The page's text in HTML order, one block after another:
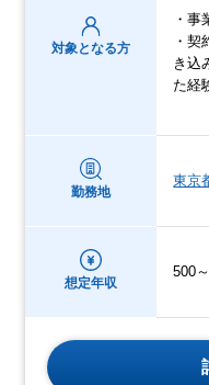
対象となる方
・
・
き込
た経
勤務地
東京
想定年収
500